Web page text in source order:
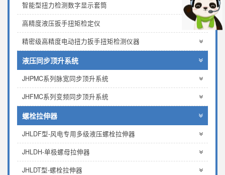
智能型扭力检测数字显示套筒
高精度液压扳手扭矩检定仪
精密级高精度电动扭力扳手扭矩检测仪器
液压同步顶升系统
JHPMC系列脉宽同步顶升系统
JHFMC系列变频同步顶升系统
螺栓拉伸器
JHLDF型-风电专用多级液压螺栓拉伸器
JHLDH-单极螺母拉伸器
JHLDT型-螺栓拉伸器